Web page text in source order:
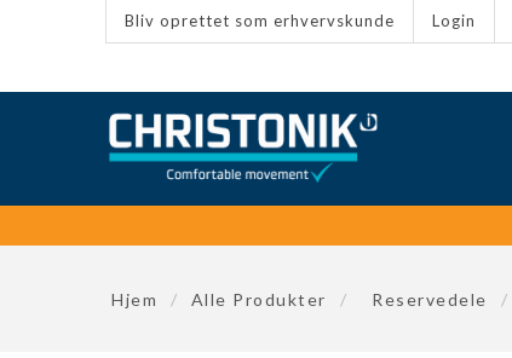
Bliv oprettet som erhvervskunde Login
Hjem / Alle Produkter / Reservedele /